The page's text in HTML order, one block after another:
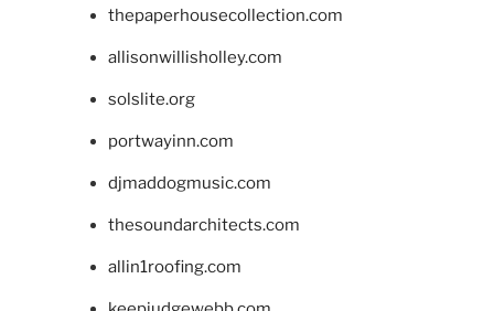
thepaperhousecollection.com
allisonwillisholley.com
solslite.org
portwayinn.com
djmaddogmusic.com
thesoundarchitects.com
allin1roofing.com